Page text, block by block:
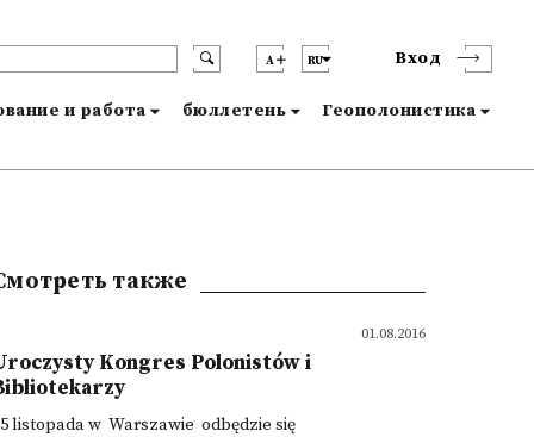
A RU Вход
и работа бюллетень Геополонистика
также
01.08.2016
Kongres Polonistów i
listopada w Warszawie odbędzie się